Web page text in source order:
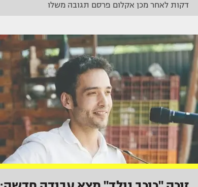
דקות לאחר מכן אקלום פרסם תגובה משלו